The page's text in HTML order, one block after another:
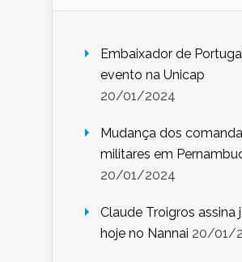
Embaixador de
evento na Unicap
20/01/2024
Mudança dos
militares em
20/01/2024
Claude Troigros assina
hoje no Nannai 20/01/